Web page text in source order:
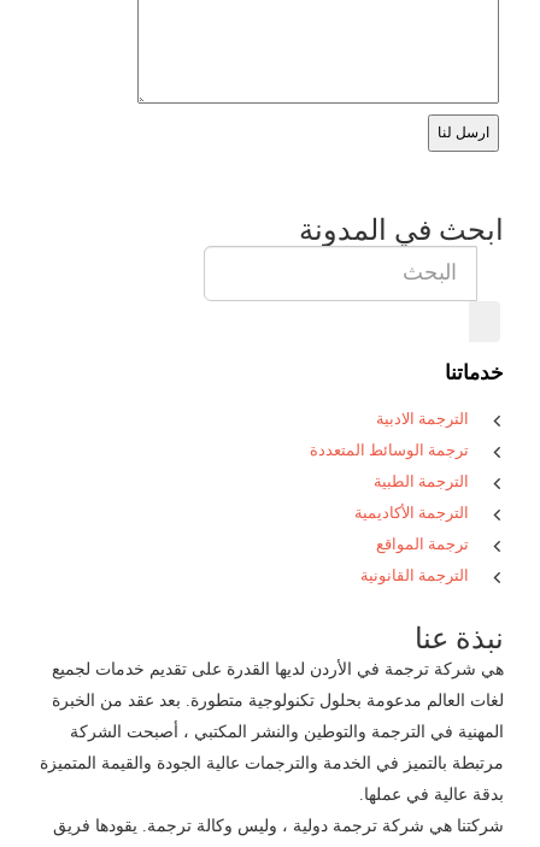
ابحث في المدونة
خدماتنا
الترجمة الادبية
ترجمة الوسائط المتعددة
الترجمة الطبية
الترجمة الأكاديمية
ترجمة المواقع
الترجمة القانونية
نبذة عنا
هي شركة ترجمة في الأردن لديها القدرة على تقديم خدمات لجميع
لغات العالم مدعومة بحلول تكنولوجية متطورة. بعد عقد من الخبرة
المهنية في الترجمة والتوطين والنشر المكتبي ، أصبحت الشركة
مرتبطة بالتميز في الخدمة والترجمات عالية الجودة والقيمة المتميزة
بدقة عالية في عملها.
شركتنا هي شركة ترجمة دولية ، وليس وكالة ترجمة. يقودها فريق